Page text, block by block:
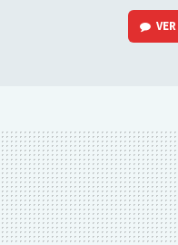
VER